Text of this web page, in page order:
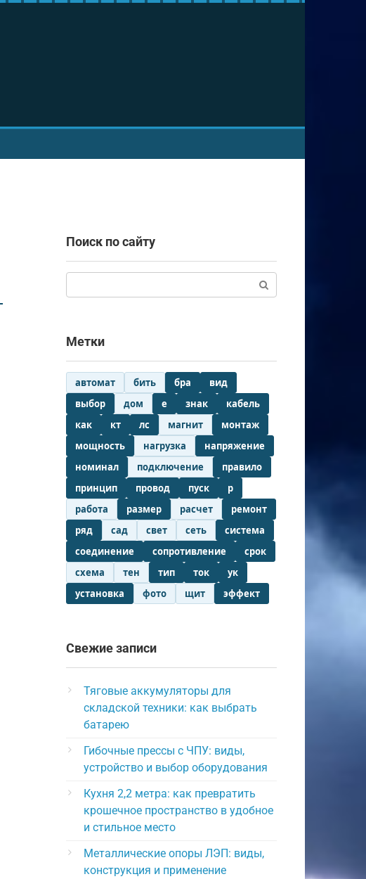
Поиск по сайту
Метки
автомат бить бра
вид
выбор
дом е знак
кабель
как
кт лс магнит
монтаж
мощность
нагрузка
напряжение
номинал
подключение
правило
принцип
провод пуск
р
работа
размер расчет
ремонт
ряд
сад свет сеть
система
соединение
сопротивление
срок
схема
тен тип ток
ук
установка
фото щит эффект
Свежие записи
Тяговые аккумуляторы для
складской техники: как выбрать
батарею
Гибочные прессы с ЧПУ: виды,
устройство и выбор оборудования
Кухня 2,2 метра: как превратить
крошечное пространство в удобное
и стильное место
Металлические опоры ЛЭП: виды,
конструкция и применение